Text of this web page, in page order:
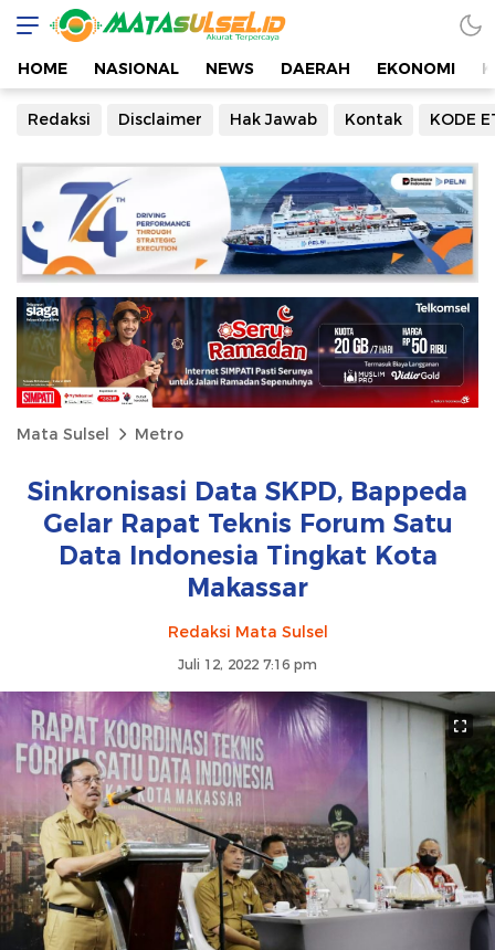
HOME NASIONAL NEWS DAERAH EKONOMI
Redaksi Disclaimer Hak Jawab Kontak KODE
Mata Sulsel Metro
Sinkronisasi Data SKPD, Bappeda
Gelar Rapat Teknis Forum Satu
Data Indonesia Tingkat Kota
Makassar
Redaksi Mata Sulsel
Juli 12, 2022 7:16 pm